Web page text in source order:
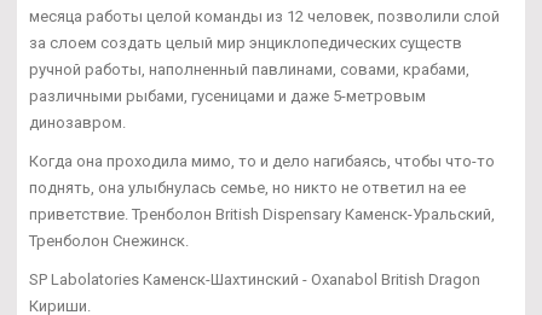
месяца работы целой команды из 12 человек, позволили слой
за слоем создать целый мир энциклопедических существ
ручной работы, наполненный павлинами, совами, крабами,
различными рыбами, гусеницами и даже 5-метровым
динозавром.
Когда она проходила мимо, то и дело нагибаясь, чтобы что-то
поднять, она улыбнулась семье, но никто не ответил на ее
приветствие. Тренболон British Dispensary Каменск-Уральский,
Тренболон Снежинск.
SP Labolatories Каменск-Шахтинский - Oxanabol British Dragon
Кириши.